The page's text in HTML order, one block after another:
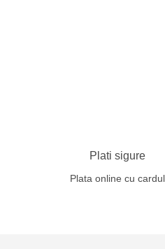
Plati sigure
Plata online cu cardul